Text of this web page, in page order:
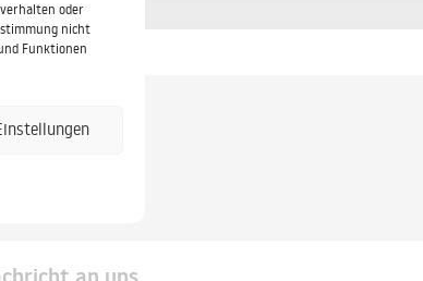
oder
nicht
Funktionen